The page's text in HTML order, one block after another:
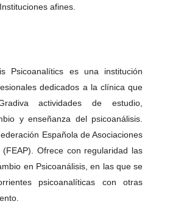
afines.
Psicoanalítics es una institución
dedicados a la clínica que
actividades de estudio,
y enseñanza del psicoanálisis.
Española de Asociaciones
(FEAP). Ofrece con regularidad las
en Psicoanálisis, en las que se
psicoanalíticas con otras